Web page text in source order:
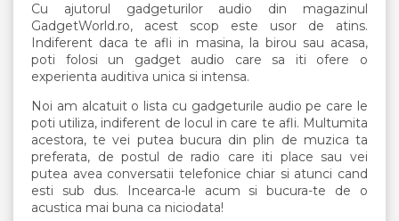
Cu ajutorul gadgeturilor audio din magazinul
GadgetWorld.ro, acest scop este usor de atins.
Indiferent daca te afli in masina, la birou sau acasa,
poti folosi un gadget audio care sa iti ofere o
experienta auditiva unica si intensa.
Noi am alcatuit o lista cu gadgeturile audio pe care le
poti utiliza, indiferent de locul in care te afli. Multumita
acestora, te vei putea bucura din plin de muzica ta
preferata, de postul de radio care iti place sau vei
putea avea conversatii telefonice chiar si atunci cand
esti sub dus. Incearca-le acum si bucura-te de o
acustica mai buna ca niciodata!